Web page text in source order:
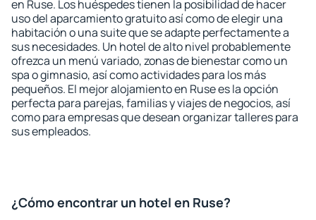
en Ruse. Los huéspedes tienen la posibilidad de hacer
uso del aparcamiento gratuito así como de elegir una
habitación o una suite que se adapte perfectamente a
sus necesidades. Un hotel de alto nivel probablemente
ofrezca un menú variado, zonas de bienestar como un
spa o gimnasio, así como actividades para los más
pequeños. El mejor alojamiento en Ruse es la opción
perfecta para parejas, familias y viajes de negocios, así
como para empresas que desean organizar talleres para
sus empleados.
¿Cómo encontrar un hotel en Ruse?